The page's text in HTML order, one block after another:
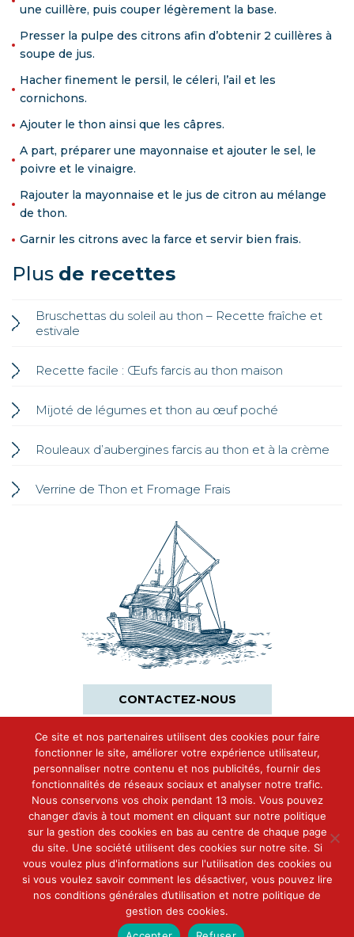
une cuillère, puis couper légèrement la base.
Presser la pulpe des citrons afin d’obtenir 2 cuillères à
soupe de jus.
Hacher finement le persil, le céleri, l’ail et les
cornichons.
Ajouter le thon ainsi que les câpres.
A part, préparer une mayonnaise et ajouter le sel, le
poivre et le vinaigre.
Rajouter la mayonnaise et le jus de citron au mélange
de thon.
Garnir les citrons avec la farce et servir bien frais.
Plus de recettes
Bruschettas du soleil au thon – Recette fraîche et
estivale
Recette facile : Œufs farcis au thon maison
Mijoté de légumes et thon au œuf poché
Rouleaux d’aubergines farcis au thon et à la crème
Verrine de Thon et Fromage Frais
CONTACTEZ-NOUS
Ce site et nos partenaires utilisent des cookies pour faire
fonctionner le site, améliorer votre expérience utilisateur,
personnaliser notre contenu et nos publicités, fournir des
fonctionnalités de réseaux sociaux et analyser notre trafic.
Nous conservons vos choix pendant 13 mois. Vous pouvez
changer d’avis à tout moment en cliquant sur notre politique
sur la gestion des cookies en bas au centre de chaque page
du site. Une société utilisent des cookies sur notre site. Si
vous voulez plus d'informations sur l'utilisation des cookies ou
si vous voulez savoir comment les désactiver, vous pouvez lire
nos conditions générales d’utilisation et notre politique de
gestion des cookies.